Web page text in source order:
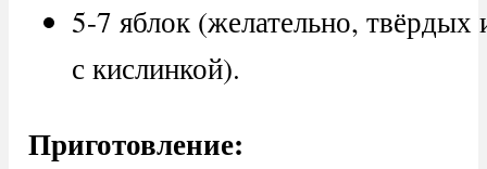
5-7 яблок (желательно, твёрдых
с кислинкой).
Приготовление: